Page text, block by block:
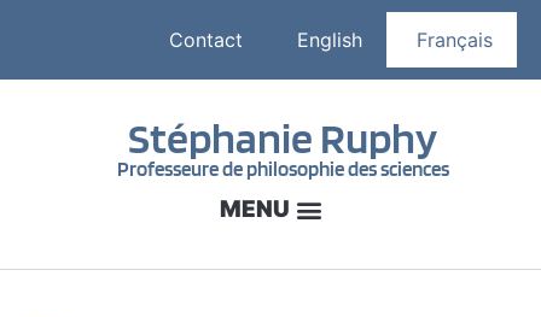
Contact English Français
Stéphanie Ruphy
Professeure de philosophie des sciences